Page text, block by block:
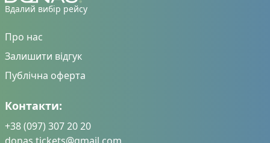
Вдалий вибір рейсу
Про нас
Залишити відгук
Публічна оферта
Контакти:
+38 (097) 307 20 20